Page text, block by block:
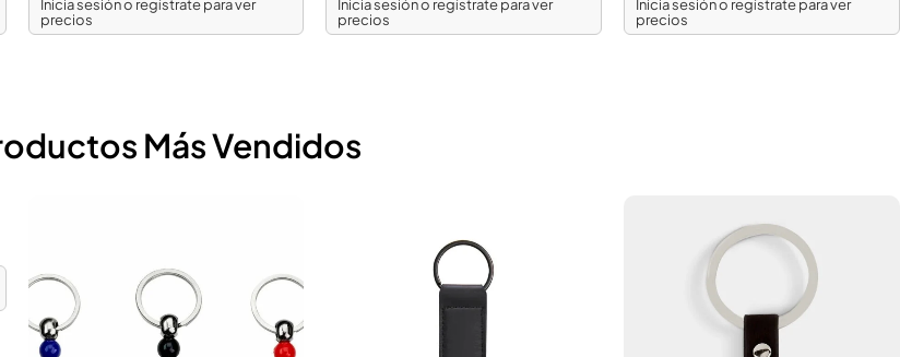
Inicia sesión o regístrate para ver
precios
Inicia sesión o regístrate para ver
precios
Inicia sesión o regístrate para ver
precios
Más Vendidos